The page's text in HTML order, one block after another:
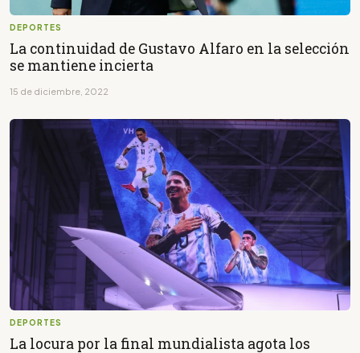
DEPORTES
La continuidad de Gustavo Alfaro en la selección
se mantiene incierta
15 de diciembre, 2022
DEPORTES
La locura por la final mundialista agota los